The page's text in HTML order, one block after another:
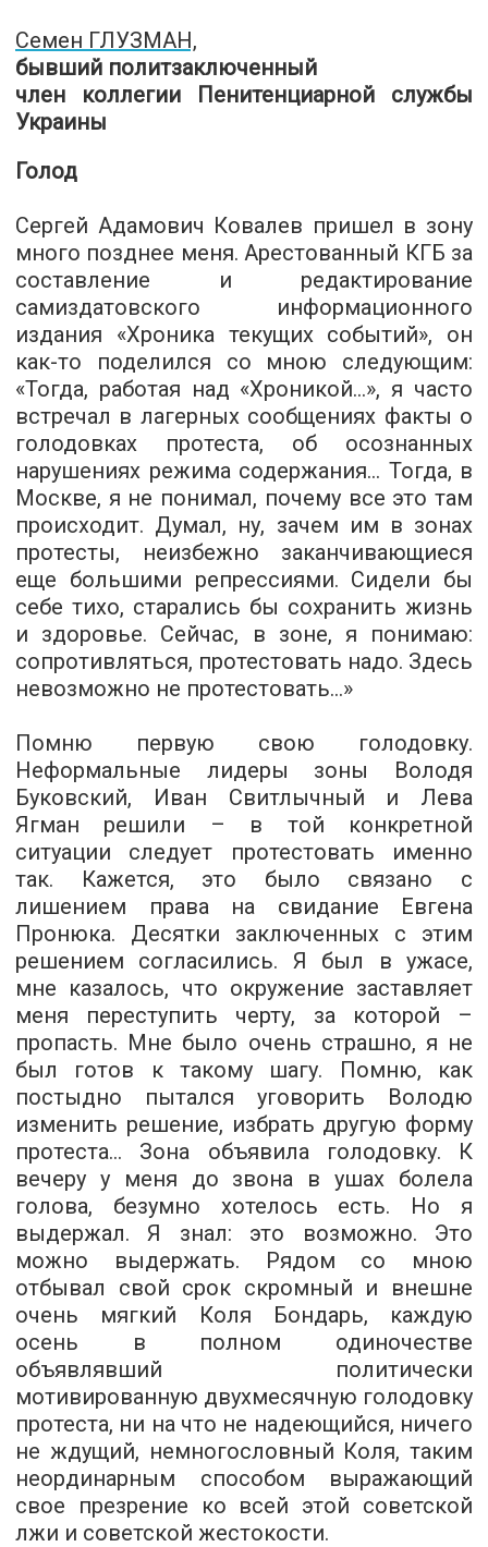
Семен ГЛУЗМАН,
бывший политзаключенный
член коллегии Пенитенциарной службы
Украины
Голод
Сергей Адамович Ковалев пришел в зону
много позднее меня. Арестованный КГБ за
составление и редактирование
самиздатовского информационного
издания «Хроника текущих событий», он
как­-то поделился со мною следующим:
«Тогда, работая над «Хроникой...», я часто
встречал в лагерных сообщениях факты о
голодовках протеста, об осознанных
нарушениях режима содержания... Тогда, в
Москве, я не понимал, почему все это там
происходит. Думал, ну, зачем им в зонах
протесты, неизбежно заканчивающиеся
еще большими репрессиями. Сидели бы
себе тихо, старались бы сохранить жизнь
и здоровье. Сейчас, в зоне, я понимаю:
сопротивляться, протестовать надо. Здесь
невозможно не протестовать...»
Помню первую свою голодовку.
Неформальные лидеры зоны Володя
Буковский, Иван Свитлычный и Лева
Ягман решили – в той конкретной
ситуации следует протестовать именно
так. Кажется, это было связано с
лишением права на свидание Евгена
Пронюка. Десятки заключенных с этим
решением согласились. Я был в ужасе,
мне казалось, что окружение заставляет
меня переступить черту, за которой –
пропасть. Мне было очень страшно, я не
был готов к такому шагу. Помню, как
постыдно пытался уговорить Володю
изменить решение, избрать другую форму
протеста... Зона объявила голодовку. К
вечеру у меня до звона в ушах болела
голова, безумно хотелось есть. Но я
выдержал. Я знал: это возможно. Это
можно выдержать. Рядом со мною
отбывал свой срок скромный и внешне
очень мягкий Коля Бондарь, каждую
осень в полном одиночестве
объявлявший политически
мотивированную двухмесячную голодовку
протеста, ни на что не надеющийся, ничего
не ждущий, немногословный Коля, таким
неординарным способом выражающий
свое презрение ко всей этой советской
лжи и советской жестокости.